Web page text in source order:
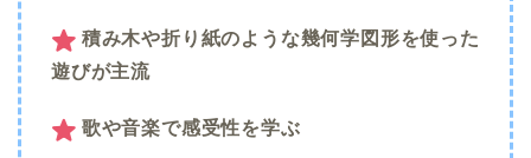
積み木や折り紙のような幾何学図形を使った
遊びが主流
歌や音楽で感受性を学ぶ